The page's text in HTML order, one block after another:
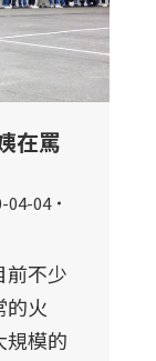
在罵
04-04
前不少
的火
規模的